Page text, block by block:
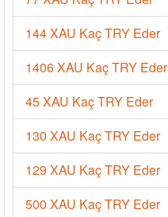
144 XAU Kaç TRY Eder
1406 XAU Kaç TRY Eder
45 XAU Kaç TRY Eder
130 XAU Kaç TRY Eder
129 XAU Kaç TRY Eder
500 XAU Kaç TRY Eder